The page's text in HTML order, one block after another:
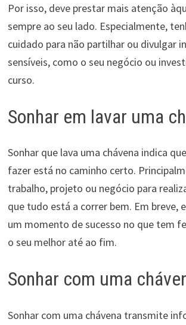
Por isso, deve prestar mais atenção
sempre ao seu lado. Especialmente,
cuidado para não partilhar ou divulgar
sensíveis, como o seu negócio ou
curso.
Sonhar em lavar uma
Sonhar que lava uma chávena indica
fazer está no caminho certo.
trabalho, projeto ou negócio para
que tudo está a correr bem. Em breve,
um momento de sucesso no que tem
o seu melhor até ao fim.
Sonhar com uma
Sonhar com uma chávena transmite